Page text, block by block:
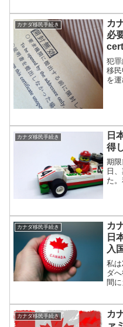
ウ
カナダ移民手続き
カ
必
し
犯
移
を
カナダ移民手続き
日
得
期
日
た
往
カナダ移民手続き
カ
日
入
私
ダ
間に
の
だ
カナダ移民手続き
カ